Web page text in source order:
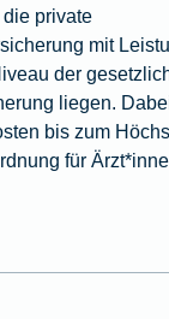
private
mit
der
liegen.
bis zum
für